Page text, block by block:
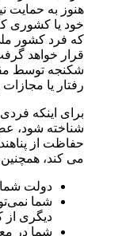
هنوز به حمایت
خود یا کشوری
که فرد کشور
قرار خواهد
شکنجه توسط
رفتار یا
برای اینکه
شناخته شود،
می کند، همچنین
دولت شما
شما
دیگری از
شما در